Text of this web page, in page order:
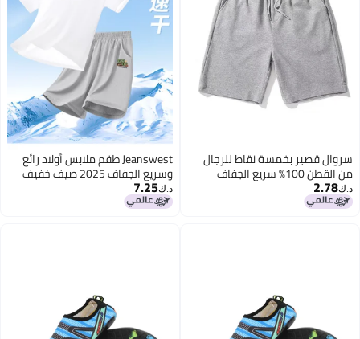
Jeanswest طقم ملابس أولاد رائع
وسريع الجفاف 2025 صيف خفيف
الوزن بنطلون قصير مرن للأطفال
طقم من قطعتين للأولاد الأكبر سناً
د.ك‏